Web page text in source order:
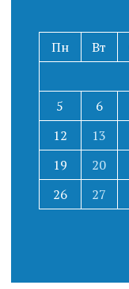
Пн
Вт
5
6
12
13
19
20
26
27